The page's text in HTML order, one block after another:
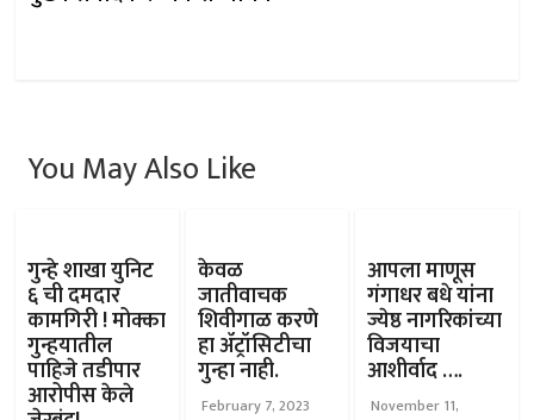
You May Also Like
गुन्हे शाखा युनिट
६ ची दमदार
कामगिरी ! मोक्का
गुन्हयातील
पाहिजे तडीपार
आरोपीस केले
केवळ
जातीवाचक
शिवीगाळ करणे
हा ॲट्रॉसिटीचा
गुन्हा नाही.
February 7, 2023
आपला माणूस
गंगाधर बधे यांना
ज्येष्ठ नागरिकांच्या
विजयाचा
आशीर्वाद ….
November 11,